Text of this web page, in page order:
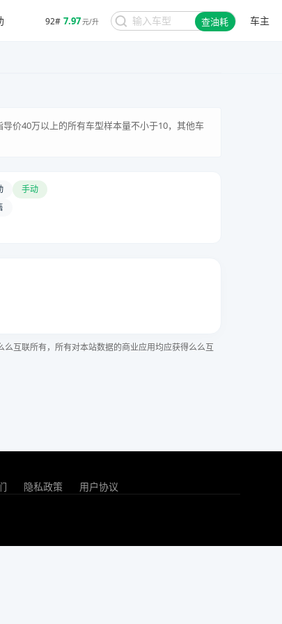
92# 7.97元/升 查油耗 车主
价40万以上的所有车型样本量不小于10，其他车
手动
互联所有，所有对本站数据的商业应用均应获得么么互
隐私政策 用户协议